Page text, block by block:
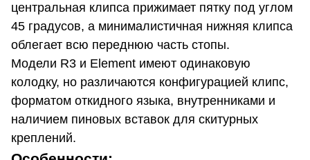
центральная клипса прижимает пятку под углом
45 градусов, а минималистичная нижняя клипса
облегает всю переднюю часть стопы.
Модели R3 и Element имеют одинаковую
колодку, но различаются конфигурацией клипс,
форматом откидного языка, внутренниками и
наличием пиновых вставок для скитурных
креплений.